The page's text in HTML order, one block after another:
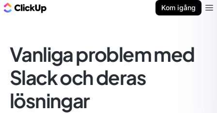
Kom igång
Vanliga problem med
Slack och deras
lösningar